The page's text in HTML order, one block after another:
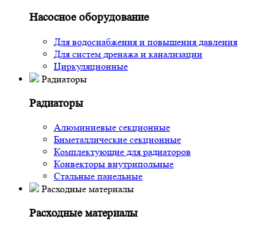
Насосное оборудование
Для водоснабжения и повышения давления
Для систем дренажа и канализации
Циркуляционные
Радиаторы
Радиаторы
Алюминиевые секционные
Биметаллические секционные
Комплектующие для радиаторов
Конвекторы внутрипольные
Стальные панельные
Расходные материалы
Расходные материалы